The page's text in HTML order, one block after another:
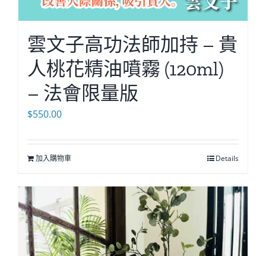
雲文子高功法師加持 – 貴
人桃花精油噴霧 (120ml)
– 法會限量版
$550.00
加入購物車 Details